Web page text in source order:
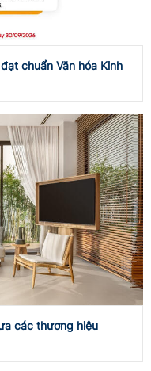
chuẩn Văn hóa Kinh
các thương hiệu